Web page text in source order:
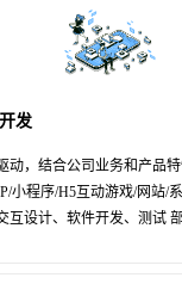
发
动，结合公司业务和产品
小程序/H5互动游戏/网站/
互设计、软件开发、测试